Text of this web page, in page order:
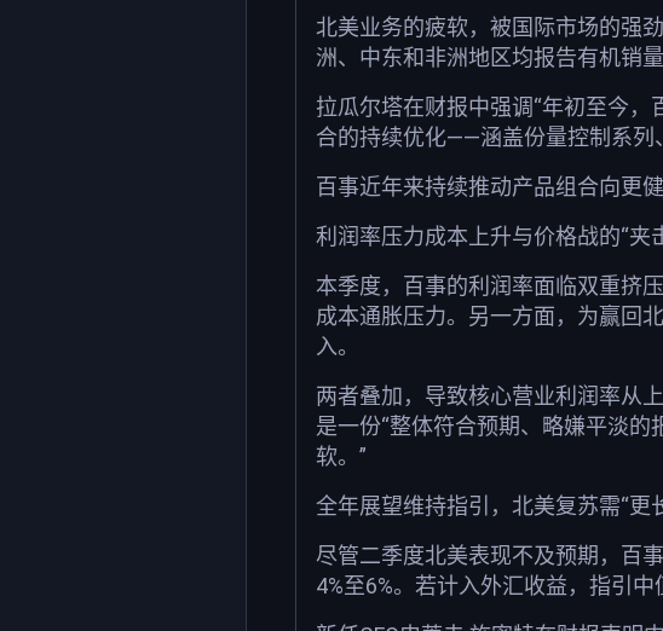
北美业务的疲软，被国际市场的强
洲、中东和非洲地区均报告有机销
拉瓜尔塔在财报中强调“年初至今
合的持续优化——涵盖份量控制系列
百事近年来持续推动产品组合向更
利润率压力成本上升与价格战的“夹
本季度，百事的利润率面临双重挤
成本通胀压力。另一方面，为赢回
入。
两者叠加，导致核心营业利润率从
是一份“整体符合预期、略嫌平淡
软。”
全年展望维持指引，北美复苏需“更
尽管二季度北美表现不及预期，百
4%至6%。若计入外汇收益，指引中